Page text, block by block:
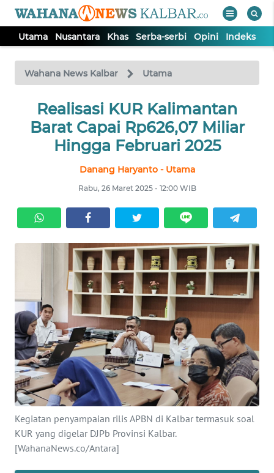
Utama Nusantara Khas Serba-serbi Opini Indeks
Wahana News Kalbar Utama
Realisasi KUR Kalimantan
Barat Capai Rp626,07 Miliar
Hingga Februari 2025
Danang Haryanto - Utama
Rabu, 26 Maret 2025 - 12:00 WIB
Kegiatan penyampaian rilis APBN di Kalbar termasuk soal
KUR yang digelar DJPb Provinsi Kalbar.
[WahanaNews.co/Antara]
TV
Tutup
UTAMA
NUSANTARA
SERBA-
SERBI
INDEKS
BERITA
KONTAK
KAMI
INFO
IKLAN
TENTANG